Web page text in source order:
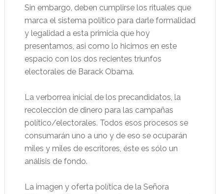
Sin embargo, deben cumplirse los rituales que
marca el sistema político para darle formalidad
y legalidad a esta primicia que hoy
presentamos, asi como lo hicimos en este
espacio con los dos recientes triunfos
electorales de Barack Obama.
La verborrea inicial de los precandidatos, la
recolección de dinero para las campañas
político/electorales. Todos esos procesos se
consumarán uno a uno y de eso se ocuparán
miles y miles de escritores, éste es sólo un
análisis de fondo.
La imagen y oferta política de la Señora